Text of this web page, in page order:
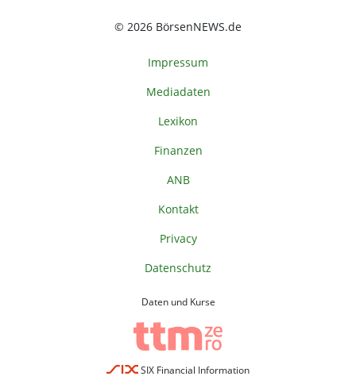
© 2026 BörsenNEWS.de
Impressum
Mediadaten
Lexikon
Finanzen
ANB
Kontakt
Privacy
Datenschutz
Daten und Kurse
SIX Financial Information